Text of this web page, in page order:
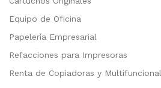
Equipo de Oficina
Papelería Empresarial
Refacciones para Impresoras
Renta de Copiadoras y